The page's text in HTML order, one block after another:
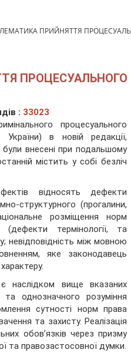
ПРИЙНЯТТЯ
ПРОЦЕСУАЛЬНОГО
: 33023
процесуального
в новій редакції,
були внесені при подальшому
містить у собі безліч
відносять дефекти
структурного (прогалини,
розміщення норм
(дефекти термінології, та
невідповідність між мовною
яке законодавець
наслідком вище вказаних
та однозначного розуміння
сутності норм права
та захисту. Реалізація
обов’язків через призму
та правозастосовної думки.